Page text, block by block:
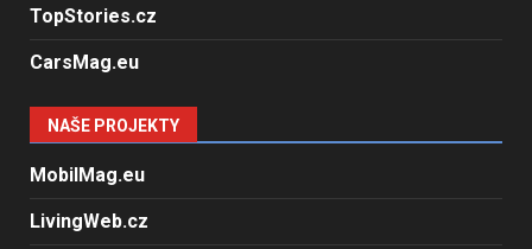
TopStories.cz
CarsMag.eu
NAŠE PROJEKTY
MobilMag.eu
LivingWeb.cz